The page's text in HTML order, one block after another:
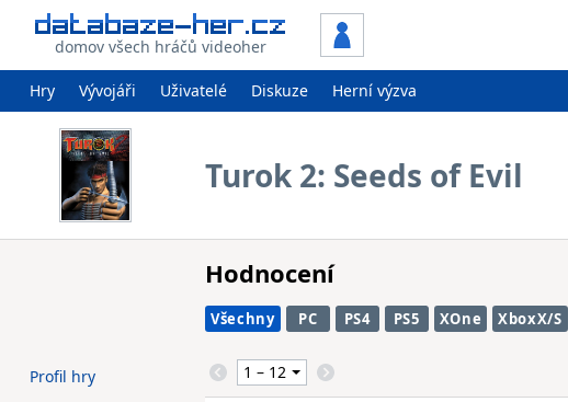
domov všech hráčů videoher
Hry Vývojáři Uživatelé Diskuze Herní výzva
Turok 2: Seeds of Evil
Hodnocení
Všechny PC PS4 PS5 XOne XboxX/S
Profil hry